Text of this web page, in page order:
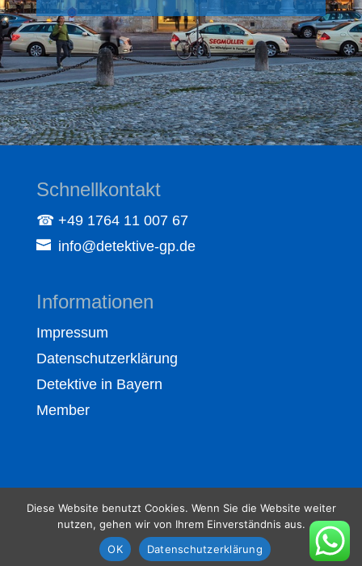
Schnellkontakt
☎ +49 1764 11 007 67
info@detektive-gp.de
Informationen
Impressum
Datenschutzerklärung
Detektive in Bayern
Member
Copyright: 1992 - 2025 by Detektive GP
Diese Website benutzt Cookies. Wenn Sie die Website weiter
nutzen, gehen wir von Ihrem Einverständnis aus.
OK
Datenschutzerklärung